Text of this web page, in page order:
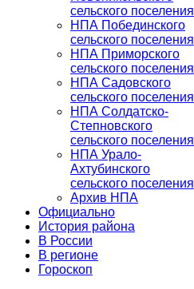
сельского поселения
НПА Побединского
сельского поселения
НПА Приморского
сельского поселения
НПА Садовского
сельского поселения
НПА Солдатско-
Степновского
сельского поселения
НПА Урало-
Ахтубинского
сельского поселения
Архив НПА
Официально
История района
В России
В регионе
Гороскоп